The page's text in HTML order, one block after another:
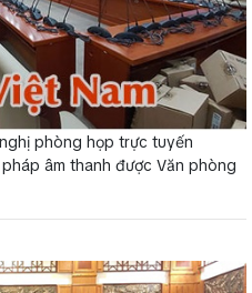
phòng họp trực tuyến
âm thanh được Văn phòng